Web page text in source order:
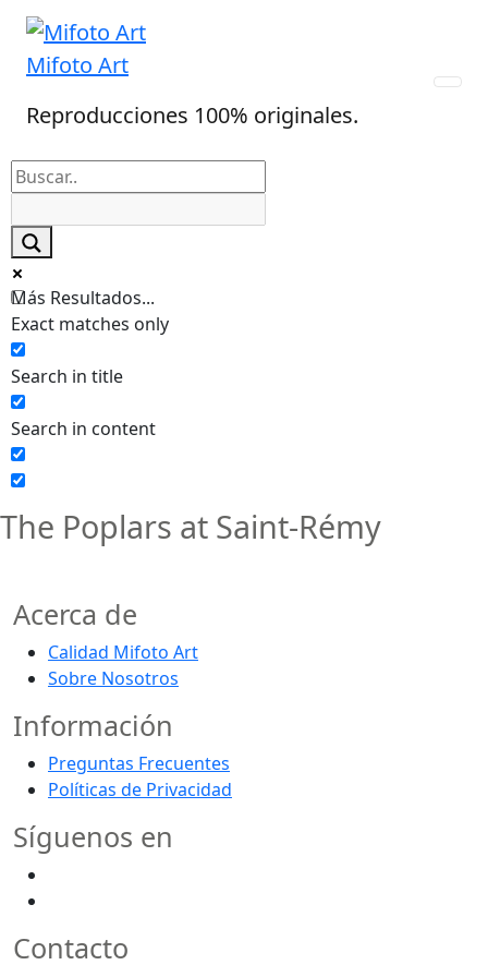
Skip
content
Mifoto Art
Reproducciones 100% originales.
Más Resultados...
Exact matches only
Search in title
Search in content
The Poplars at Saint-Rémy
Acerca de
Calidad Mifoto Art
Sobre Nosotros
Información
Preguntas Frecuentes
Políticas de Privacidad
Síguenos en
Contacto